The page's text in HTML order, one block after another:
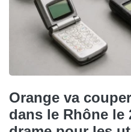
Orange va
dans le Rhône le